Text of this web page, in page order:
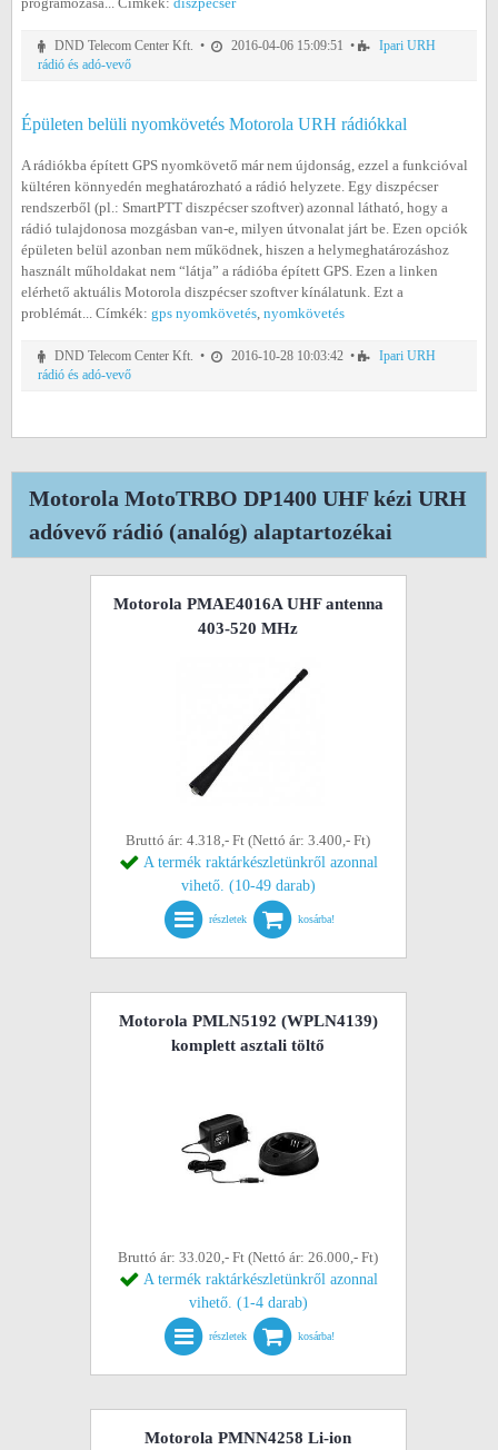
DND Telecom Center Kft. • 2016-04-06 15:09:51 •
Ipari URH
rádió és adó-vevő
Épületen belüli nyomkövetés Motorola URH rádiókkal
A rádiókba épített GPS nyomkövető már nem újdonság, ezzel a funkcióval
kültéren könnyedén meghatározható a rádió helyzete. Egy diszpécser
rendszerből (pl.: SmartPTT diszpécser szoftver) azonnal látható, hogy a
rádió tulajdonosa mozgásban van-e, milyen útvonalat járt be. Ezen opciók
épületen belül azonban nem működnek, hiszen a helymeghatározáshoz
használt műholdakat nem “látja” a rádióba épített GPS. Ezen a linken
elérhető aktuális Motorola diszpécser szoftver kínálatunk. Ezt a
problémát... Címkék: gps nyomkövetés, nyomkövetés
DND Telecom Center Kft. • 2016-10-28 10:03:42 •
Ipari URH
rádió és adó-vevő
Motorola MotoTRBO DP1400 UHF kézi URH
adóvevő rádió (analóg) alaptartozékai
Motorola PMAE4016A UHF antenna
403-520 MHz
Bruttó ár: 4.318,- Ft (Nettó ár: 3.400,- Ft)
A termék raktárkészletünkről azonnal
vihető. (10-49 darab)
részletek kosárba!
Motorola PMLN5192 (WPLN4139)
komplett asztali töltő
Bruttó ár: 33.020,- Ft (Nettó ár: 26.000,- Ft)
A termék raktárkészletünkről azonnal
vihető. (1-4 darab)
részletek kosárba!
Motorola PMNN4258 Li-ion